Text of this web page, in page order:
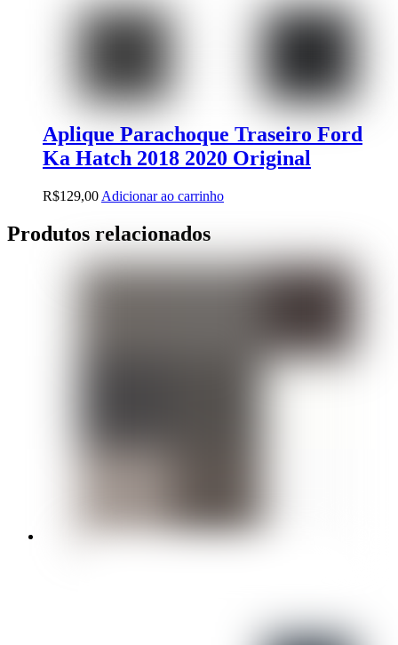
Aplique Parachoque Traseiro Ford
Ka Hatch 2018 2020 Original
R$129,00 Adicionar ao carrinho
Produtos relacionados